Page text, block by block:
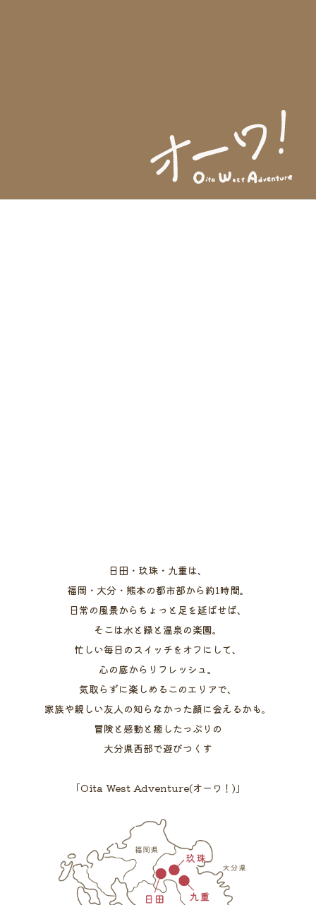
日田・玖珠・九重は、
福岡・大分・熊本の都市部から約1時間。
日常の風景からちょっと足を延ばせば、
そこは水と緑と温泉の楽園。
忙しい毎日のスイッチをオフにして、
心の底からリフレッシュ。
気取らずに楽しめるこのエリアで、
家族や親しい友人の知らなかった顔に会えるかも。
冒険と感動と癒したっぷりの
大分県西部で遊びつくす
「Oita West Adventure(オーワ！)」